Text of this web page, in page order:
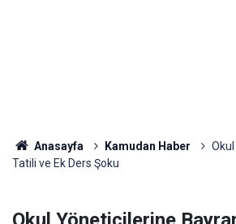
Anasayfa Kamudan Haber
Tatili ve Ek Ders Şoku